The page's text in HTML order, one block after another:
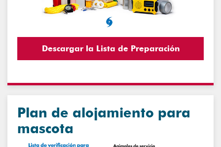
Descargar la Lista de Preparación
Plan de alojamiento para
mascota